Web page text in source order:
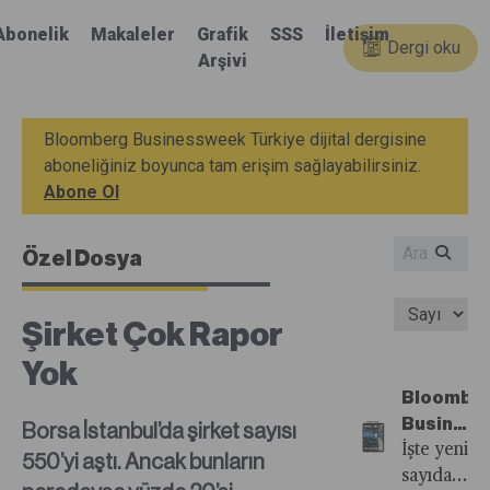
Makaleler
Grafik
Arşivi
SSS İletişim
Dergi oku
Bloomberg Businessweek Türkiye dijital dergisine
aboneliğiniz boyunca tam erişim sağlayabilirsiniz.
Abone Ol
Özel Dosya
Şirket Çok Rapor
Yok
Borsa İstanbul’da şirket sayısı
550’yi aştı. Ancak bunların
34.
İşte yeni
sayıdan